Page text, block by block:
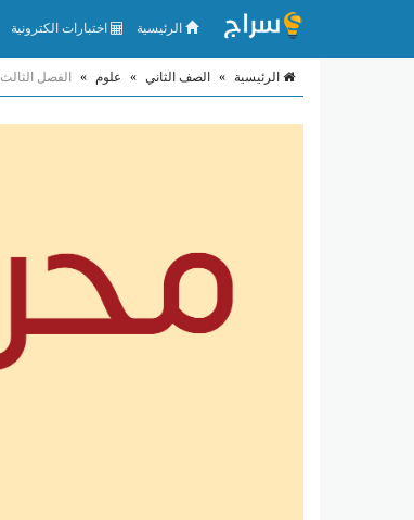
الرئيسية اختبارات الكترونية
الرئيسية » الصف الثاني » علوم » الفصل الثالث